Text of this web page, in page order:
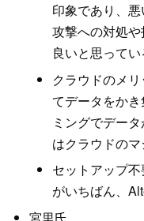
印象であり、
攻撃への対処
良いと思ってい
クラウドのメ
てデータをか
ミングでデー
はクラウドの
セットアップ
がいちばん、
宮里氏